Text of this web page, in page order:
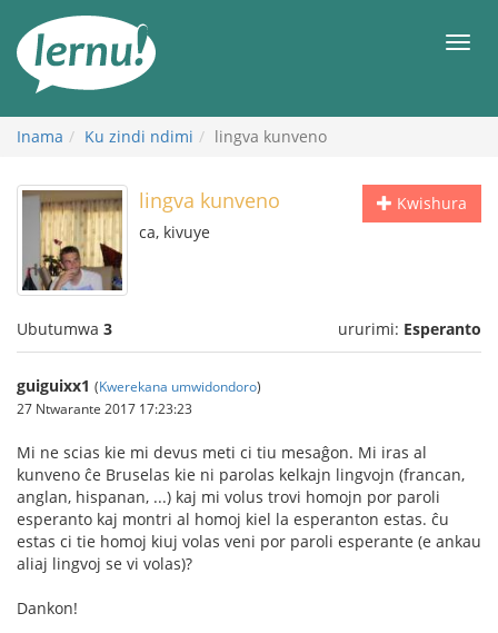
rupapuro
rw'ibirimwo
Inama Ku zindi ndimi lingva kunveno
Kwishura
lingva kunveno
ca, kivuye
Ubutumwa 3 ururimi: Esperanto
guiguixx1 (Kwerekana umwidondoro)
27 Ntwarante 2017 17:23:23
Mi ne scias kie mi devus meti ci tiu mesaĝon. Mi iras al
kunveno ĉe Bruselas kie ni parolas kelkajn lingvojn (francan,
anglan, hispanan, ...) kaj mi volus trovi homojn por paroli
esperanto kaj montri al homoj kiel la esperanton estas. ĉu
estas ci tie homoj kiuj volas veni por paroli esperante (e ankau
aliaj lingvoj se vi volas)?
Dankon!